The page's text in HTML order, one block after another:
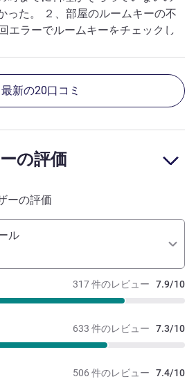
った。 ２、部屋のルームキーの不
エラーでルームキーをチェックし
人の税金を払っていることになって
には応じたが、払い戻しをスムー
った。 こちらでは、カード支払い
最新の20口コミ
の評価
ーの評価
ル
317 件のレビュー 7.9/10
633 件のレビュー 7.3/10
506 件のレビュー 7.4/10